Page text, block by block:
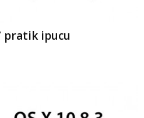
pratik ipucu